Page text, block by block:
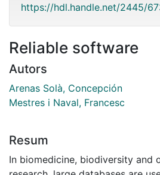
https://hdl.handle.net/2445/
Reliable software
Autors
Arenas Solà, Concepción
Mestres i Naval, Francesc
Resum
In biomedicine, biodiversity and